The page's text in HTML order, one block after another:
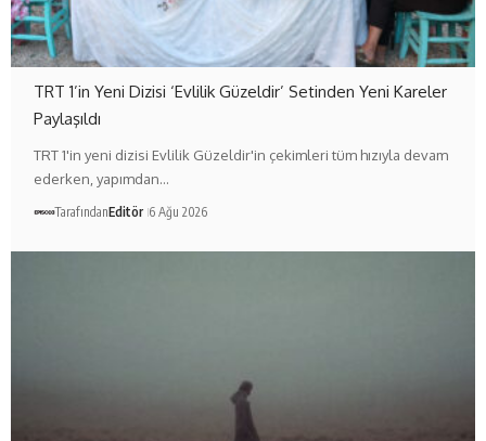
TRT 1’in Yeni Dizisi ‘Evlilik Güzeldir’ Setinden Yeni Kareler
Paylaşıldı
TRT 1'in yeni dizisi Evlilik Güzeldir'in çekimleri tüm hızıyla devam
ederken, yapımdan…
TarafındanEditör 6 Ağu 2026